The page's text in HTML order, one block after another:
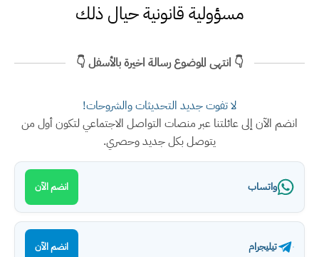
مسؤولية قانونية حيال ذلك
👇 انتهى الموضوع رسالة اخيرة بالأسفل 👇
لا تفوت جديد التحديثات والشروحات!
انضم الآن إلى عائلتنا عبر منصات التواصل الاجتماعي لتكون أول من
يتوصل بكل جديد وحصري.
واتساب انضم الآن
تيليجرام انضم الآن